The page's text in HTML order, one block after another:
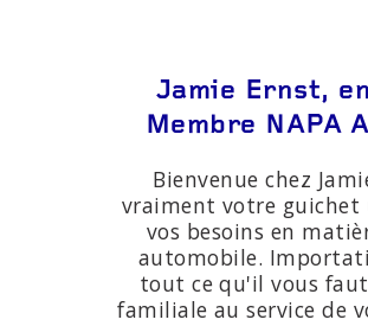
Jamie Ernst,
Membre NAPA
Bienvenue chez
vraiment votre
vos besoins en
automobile.
tout ce qu'il vous
familiale au service de